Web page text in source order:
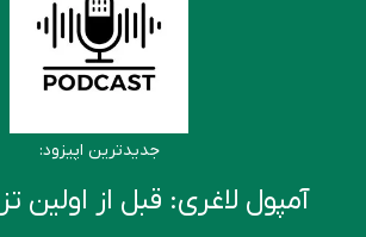
جدیدترین اپیزود: